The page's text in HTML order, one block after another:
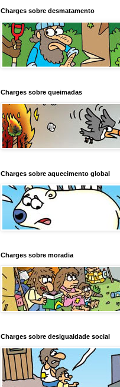
Charges sobre desmatamento
Charges sobre queimadas
Charges sobre aquecimento global
Charges sobre moradia
Charges sobre desigualdade social